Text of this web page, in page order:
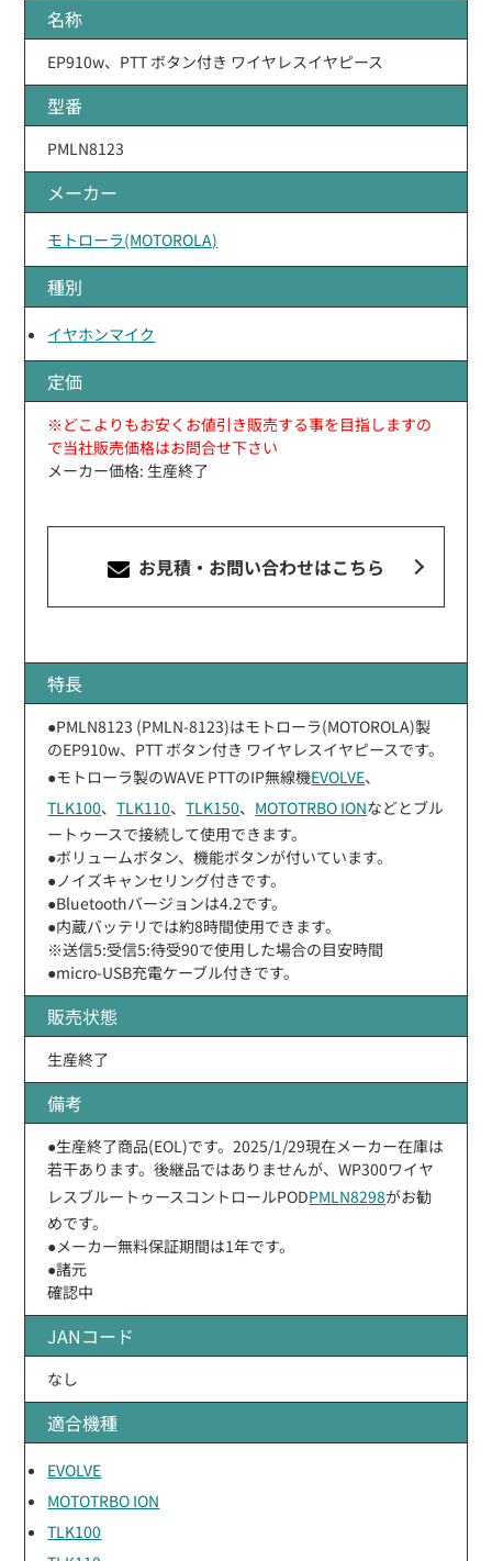
名称
EP910w、PTT ボタン付き ワイヤレスイヤピース
型番
PMLN8123
メーカー
モトローラ(MOTOROLA)
種別
イヤホンマイク
定価
※どこよりもお安くお値引き販売する事を目指しますの
で当社販売価格はお問合せ下さい
メーカー価格: 生産終了
お見積・お問い合わせはこちら
特長
●PMLN8123 (PMLN-8123)はモトローラ(MOTOROLA)製
のEP910w、PTT ボタン付き ワイヤレスイヤピースです。
●モトローラ製のWAVE PTTのIP無線機EVOLVE、
TLK100、TLK110、TLK150、 MOTOTRBO IONなどとブル
ートゥースで接続して使用できます。
●ボリュームボタン、機能ボタンが付いています。
●ノイズキャンセリング付きです。
●Bluetoothバージョンは4.2です。
●内蔵バッテリでは約8時間使用できます。
※送信5:受信5:待受90で使用した場合の目安時間
●micro-USB充電ケーブル付きです。
販売状態
生産終了
備考
●生産終了商品(EOL)です。2025/1/29現在メーカー在庫は
若干あります。後継品ではありませんが、WP300ワイヤ
レスブルートゥースコントロールPODPMLN8298がお勧
めです。
●メーカー無料保証期間は1年です。
●諸元
確認中
JANコード
なし
適合機種
EVOLVE
MOTOTRBO ION
TLK100